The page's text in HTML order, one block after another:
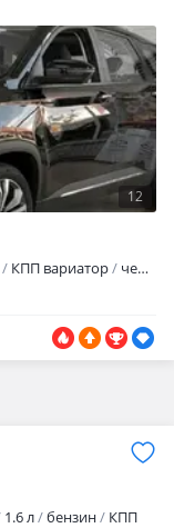
12
КПП вариатор
черный
1.6 л бензин
КПП